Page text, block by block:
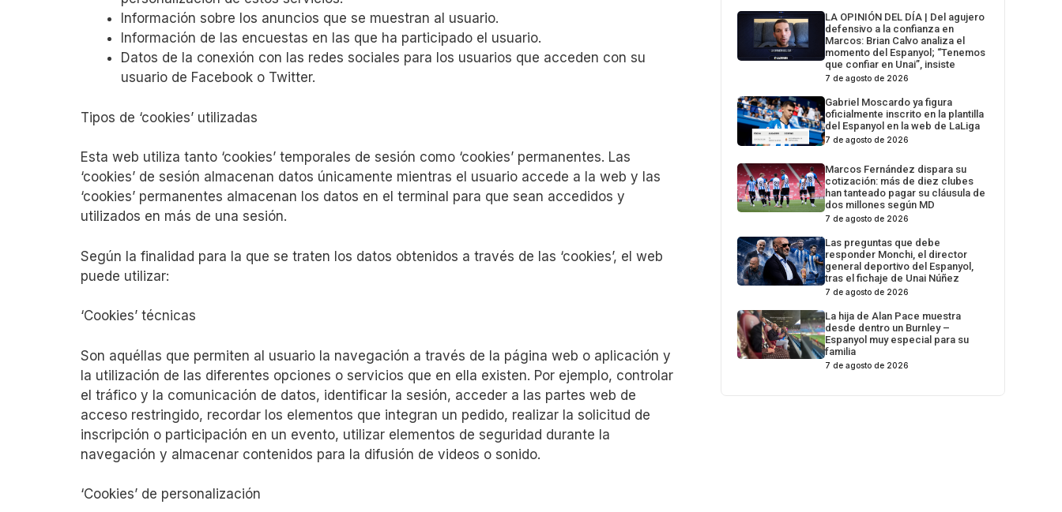
Información sobre los anuncios que se muestran al usuario.
Información de las encuestas en las que ha participado el usuario.
Datos de la conexión con las redes sociales para los usuarios que acceden con su
usuario de Facebook o Twitter.
Tipos de ‘cookies’ utilizadas
Esta web utiliza tanto ‘cookies’ temporales de sesión como ‘cookies’ permanentes. Las
‘cookies’ de sesión almacenan datos únicamente mientras el usuario accede a la web y las
‘cookies’ permanentes almacenan los datos en el terminal para que sean accedidos y
utilizados en más de una sesión.
Según la finalidad para la que se traten los datos obtenidos a través de las ‘cookies’, el web
puede utilizar:
‘Cookies’ técnicas
Son aquéllas que permiten al usuario la navegación a través de la página web o aplicación y
la utilización de las diferentes opciones o servicios que en ella existen. Por ejemplo, controlar
el tráfico y la comunicación de datos, identificar la sesión, acceder a las partes web de
acceso restringido, recordar los elementos que integran un pedido, realizar la solicitud de
inscripción o participación en un evento, utilizar elementos de seguridad durante la
navegación y almacenar contenidos para la difusión de videos o sonido.
‘Cookies’ de personalización
LA OPINIÓN DEL DÍA | Del agujero
defensivo a la confianza en
Marcos: Brian Calvo analiza el
momento del Espanyol; “Tenemos
que confiar en Unai”, insiste
7 de agosto de 2026
Gabriel Moscardo ya figura
oficialmente inscrito en la plantilla
del Espanyol en la web de LaLiga
7 de agosto de 2026
Marcos Fernández dispara su
cotización: más de diez clubes
han tanteado pagar su cláusula de
dos millones según MD
7 de agosto de 2026
Las preguntas que debe
responder Monchi, el director
general deportivo del Espanyol,
tras el fichaje de Unai Núñez
7 de agosto de 2026
La hija de Alan Pace muestra
desde dentro un Burnley –
Espanyol muy especial para su
familia
7 de agosto de 2026